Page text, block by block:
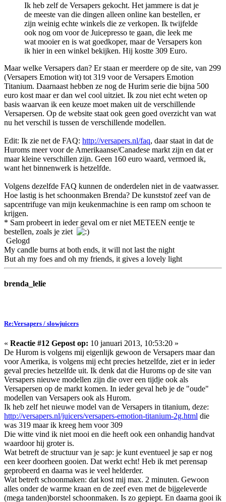
Ik heb zelf de Versapers gekocht. Het jammere is dat je
de meeste van die dingen alleen online kan bestellen, er
zijn weinig echte winkels die ze verkopen. Ik twijfelde
ook nog om voor de Juicepresso te gaan, die leek me
wat mooier en is wat goedkoper, maar de Versapers kon
ik hier in een winkel bekijken. Hij kostte 309 Euro.
Maar welke Versapers dan? Er staan er meerdere op de site, van 299
(Versapers Emotion wit) tot 319 voor de Versapers Emotion
Titanium. Daarnaast hebben ze nog de Hurim serie die bijna 500
euro kost maar er dan wel cool uitziet. Ik zou niet echt weten op
basis waarvan ik een keuze moet maken uit de verschillende
Versapersen. Op de website staat ook geen goed overzicht van wat
nu het verschil is tussen de verschillende modellen.
Edit: Ik zie net de FAQ: http://versapers.nl/faq, daar staat in dat de
Huroms meer voor de Amerikaanse/Canadese markt zijn en dat er
maar kleine verschillen zijn. Geen 160 euro waard, vermoed ik,
want het binnenwerk is hetzelfde.
Volgens dezelfde FAQ kunnen de onderdelen niet in de vaatwasser.
Hoe lastig is het schoonmaken Brenda? De kunststof zeef van de
sapcentrifuge van mijn keukenmachine is een ramp om schoon te
krijgen.
* Sam probeert in ieder geval om er niet METEEN eentje te
bestellen, zoals je ziet
Gelogd
My candle burns at both ends, it will not last the night
But ah my foes and oh my friends, it gives a lovely light
brenda_lelie
Re:Versapers / slowjuicers
« Reactie #12 Gepost op: 10 januari 2013, 10:53:20 »
De Hurom is volgens mij eigenlijk gewoon de Versapers maar dan
voor Amerika, is volgens mij echt precies hetzelfde, ziet er in ieder
geval precies hetzelfde uit. Ik denk dat die Huroms op de site van
Versapers nieuwe modellen zijn die over een tijdje ook als
Versapersen op de markt komen. In ieder geval heb je de "oude"
modellen van Versapers ook als Hurom.
Ik heb zelf het nieuwe model van de Versapers in titanium, deze:
http://versapers.nl/juicers/versapers-emotion-titanium-2g.html die
was 319 maar ik kreeg hem voor 309
Die witte vind ik niet mooi en die heeft ook een onhandig handvat
waardoor hij groter is.
Wat betreft de structuur van je sap: je kunt eventueel je sap er nog
een keer doorheen gooien. Dat werkt echt! Heb ik met perensap
geprobeerd en daarna was ie veel helderder.
Wat betreft schoonmaken: dat kost mij max. 2 minuten. Gewoon
alles onder de warme kraan en de zeef even met de bijgeleverde
(mega tanden)borstel schoonmaken. Is zo gepiept. En daarna gooi ik